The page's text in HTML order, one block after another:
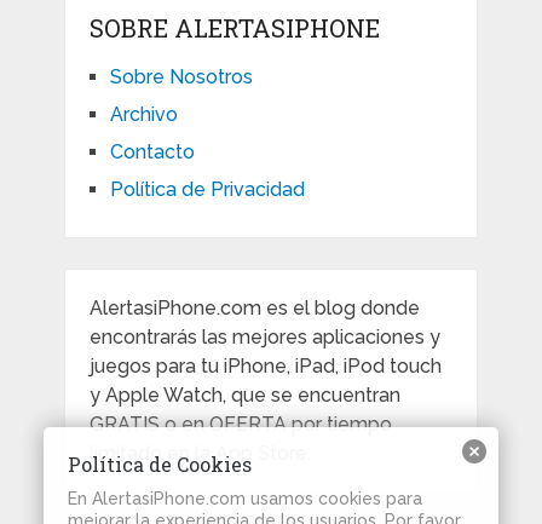
SOBRE ALERTASIPHONE
Sobre Nosotros
Archivo
Contacto
Política de Privacidad
AlertasiPhone.com es el blog donde
encontrarás las mejores aplicaciones y
juegos para tu iPhone, iPad, iPod touch
y Apple Watch, que se encuentran
GRATIS o en OFERTA por tiempo
limitado en la App Store.
Política de Cookies
En AlertasiPhone.com usamos cookies para